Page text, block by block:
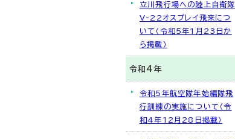
立川飛行場への陸上自衛隊
V-22オスプレイ飛来につ
いて（令和5年1月23日か
ら掲載）
令和4年
令和5年航空隊年始編隊飛
行訓練の実施について（令
和4年12月28日掲載）